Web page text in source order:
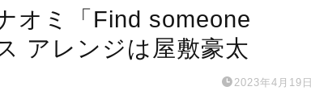
オミ「Find someone
アレンジは屋敷豪太
2023年4月19日